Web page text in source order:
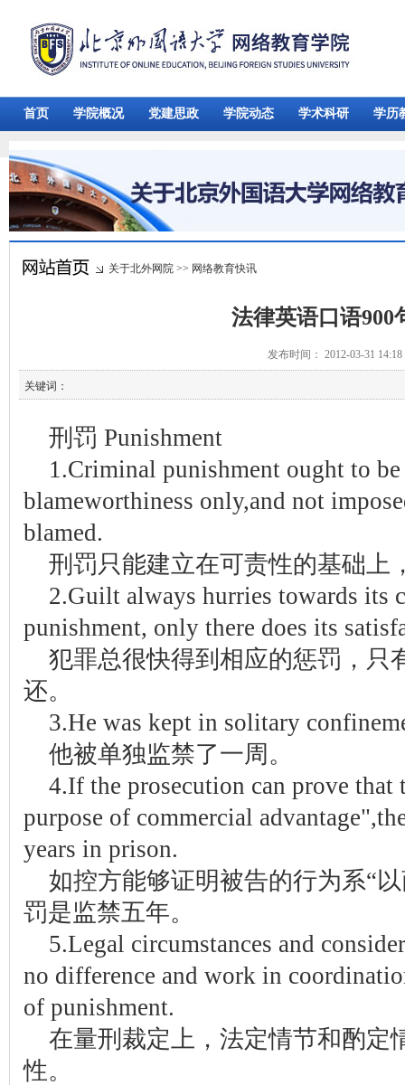
首页 学院概况 党建思政 学院动态 学术科研 学历
关于北外网院 >> 网络教育快讯
法律英语口语900
发布时间： 2012-03-31
关键词：
刑罚 Punishment
1.Criminal punishment ought to be
blameworthiness only,and not
blamed.
刑罚只能建立在可责性的基础上
2.Guilt always hurries towards its
punishment, only there does its
犯罪总很快得到相应的惩罚，只
还。
3.He was kept in solitary
他被单独监禁了一周。
4.If the prosecution can prove that
purpose of commercial
years in prison.
如控方能够证明被告的行为系“
罚是监禁五年。
5.Legal circumstances and
no difference and work in
of punishment.
在量刑裁定上，法定情节和酌定
性。